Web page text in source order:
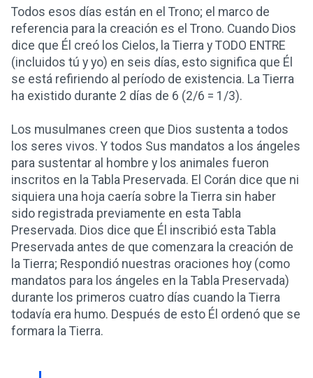
Todos esos días están en el Trono; el marco de
referencia para la creación es el Trono. Cuando Dios
dice que Él creó los Cielos, la Tierra y TODO ENTRE
(incluidos tú y yo) en seis días, esto significa que Él
se está refiriendo al período de existencia. La Tierra
ha existido durante 2 días de 6 (2/6 = 1/3).
Los musulmanes creen que Dios sustenta a todos
los seres vivos. Y todos Sus mandatos a los ángeles
para sustentar al hombre y los animales fueron
inscritos en la Tabla Preservada. El Corán dice que ni
siquiera una hoja caería sobre la Tierra sin haber
sido registrada previamente en esta Tabla
Preservada. Dios dice que Él inscribió esta Tabla
Preservada antes de que comenzara la creación de
la Tierra; Respondió nuestras oraciones hoy (como
mandatos para los ángeles en la Tabla Preservada)
durante los primeros cuatro días cuando la Tierra
todavía era humo. Después de esto Él ordenó que se
formara la Tierra.